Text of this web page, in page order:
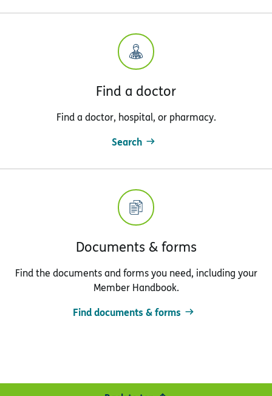
Find a doctor
Find a doctor, hospital, or pharmacy.
Search
Documents & forms
Find the documents and forms you need, including your
Member Handbook.
Find documents & forms